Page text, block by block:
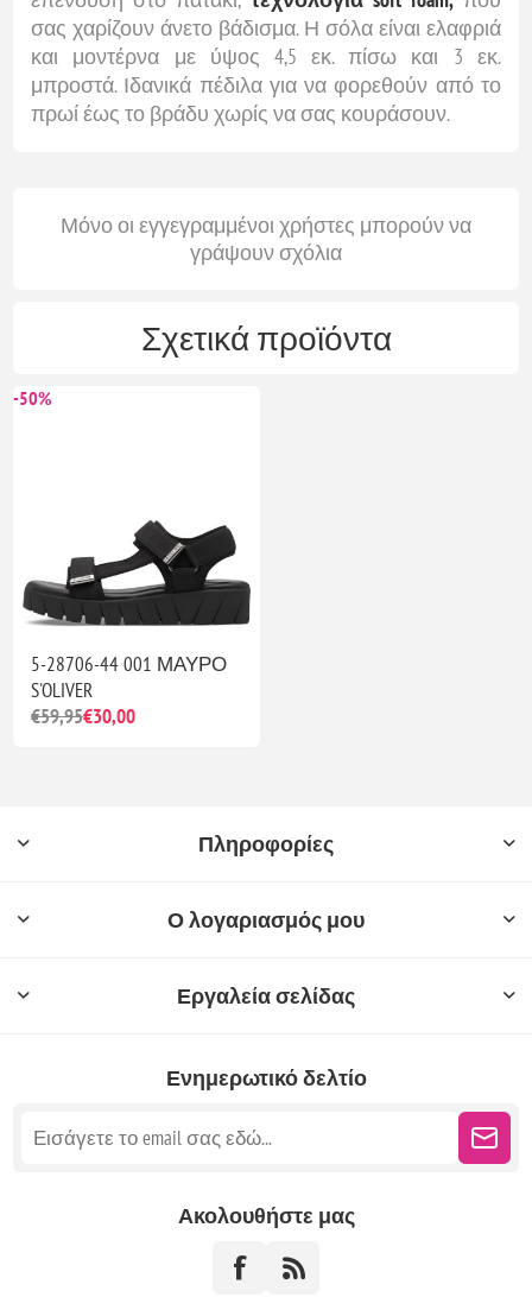
σας χαρίζουν άνετο βάδισμα. Η σόλα είναι ελαφριά
και μοντέρνα με ύψος 4,5 εκ. πίσω και 3 εκ.
μπροστά. Ιδανικά πέδιλα για να φορεθούν από το
πρωί έως το βράδυ χωρίς να σας κουράσουν.
Μόνο οι εγγεγραμμένοι χρήστες μπορούν να
γράψουν σχόλια
Σχετικά προϊόντα
-50%
5-28706-44 001 ΜΑΥΡΟ
S'OLIVER
€59,95€30,00
Πληροφορίες
Ο λογαριασμός μου
Εργαλεία σελίδας
Ενημερωτικό δελτίο
Ακολουθήστε μας